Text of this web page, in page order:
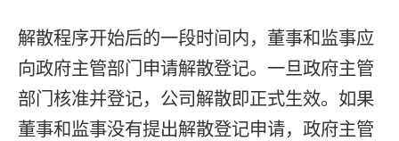
解散程序开始后的一段时间内，董事和监事应
向政府主管部门申请解散登记。一旦政府主管
部门核准并登记，公司解散即正式生效。如果
董事和监事没有提出解散登记申请，政府主管